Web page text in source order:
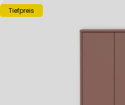
Tiefpreis